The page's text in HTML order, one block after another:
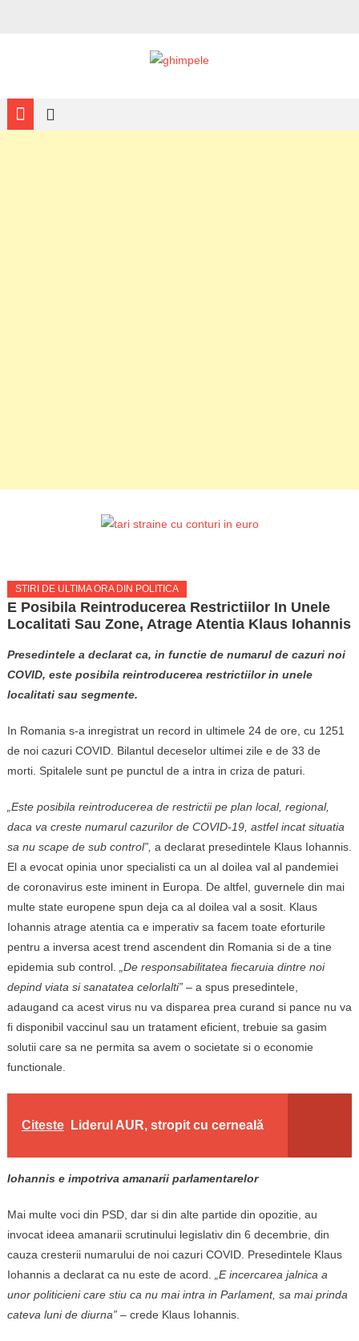
STIRI DE ULTIMA ORA DIN POLITICA
E Posibila Reintroducerea Restrictiilor In Unele
Localitati Sau Zone, Atrage Atentia Klaus Iohannis
Presedintele a declarat ca, in functie de numarul de cazuri noi
COVID, este posibila reintroducerea restrictiilor in unele
localitati sau segmente.
In Romania s-a inregistrat un record in ultimele 24 de ore, cu 1251
de noi cazuri COVID. Bilantul deceselor ultimei zile e de 33 de
morti. Spitalele sunt pe punctul de a intra in criza de paturi.
„Este posibila reintroducerea de restrictii pe plan local, regional,
daca va creste numarul cazurilor de COVID-19, astfel incat situatia
sa nu scape de sub control”, a declarat presedintele Klaus Iohannis.
El a evocat opinia unor specialisti ca un al doilea val al pandemiei
de coronavirus este iminent in Europa. De altfel, guvernele din mai
multe state europene spun deja ca al doilea val a sosit. Klaus
Iohannis atrage atentia ca e imperativ sa facem toate eforturile
pentru a inversa acest trend ascendent din Romania si de a tine
epidemia sub control.
„De responsabilitatea fiecaruia dintre noi
depind viata si sanatatea celorlalti” – a spus presedintele,
adaugand ca acest virus nu va disparea prea curand si pance nu va
fi disponibil vaccinul sau un tratament eficient, trebuie sa gasim
solutii care sa ne permita sa avem o societate si o economie
functionale.
Citeste Liderul AUR, stropit cu cerneală
Iohannis e impotriva amanarii parlamentarelor
Mai multe voci din PSD, dar si din alte partide din opozitie, au
invocat ideea amanarii scrutinului legislativ din 6 decembrie, din
cauza cresterii numarului de noi cazuri COVID. Presedintele Klaus
Iohannis a declarat ca nu este de acord.
„E incercarea jalnica a
unor politicieni care stiu ca nu mai intra in Parlament, sa mai prinda
cateva luni de diurna” – crede Klaus Iohannis.